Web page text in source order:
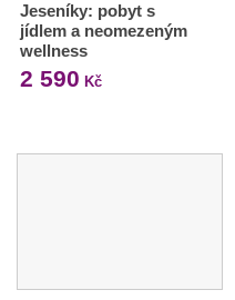
Jeseníky: pobyt s
jídlem a neomezeným
wellness
2 590 Kč